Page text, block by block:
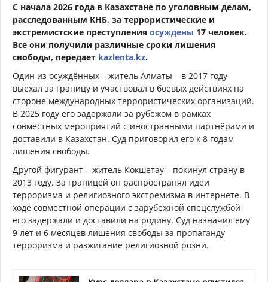
С начала 2026 года в Казахстане по уголовным делам,
расследованным КНБ, за террористические и
экстремистские преступления осуждены 17 человек.
Все они получили различные сроки лишения
свободы, передает kazlenta.kz.
Один из осуждённых – житель Алматы – в 2017 году
выехал за границу и участвовал в боевых действиях на
стороне международных террористических организаций.
В 2025 году его задержали за рубежом в рамках
совместных мероприятий с иностранными партнёрами и
доставили в Казахстан. Суд приговорил его к 8 годам
лишения свободы.
Другой фигурант – житель Кокшетау – покинул страну в
2013 году. За границей он распространял идеи
терроризма и религиозного экстремизма в интернете. В
ходе совместной операции с зарубежной спецслужбой
его задержали и доставили на родину. Суд назначил ему
9 лет и 6 месяцев лишения свободы за пропаганду
терроризма и разжигание религиозной розни.